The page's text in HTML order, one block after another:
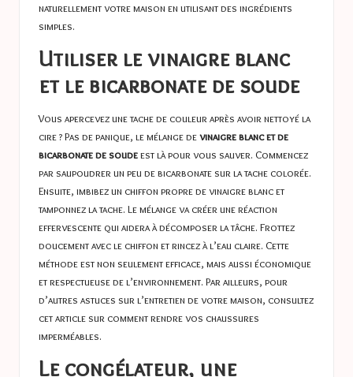
naturellement votre maison en utilisant des ingrédients
simples.
Utiliser le vinaigre blanc
et le bicarbonate de soude
Vous apercevez une tache de couleur après avoir nettoyé la
cire ? Pas de panique, le mélange devinaigre blanc et de
bicarbonate de soudeest là pour vous sauver. Commencez
par saupoudrer un peu de bicarbonate sur la tache colorée.
Ensuite, imbibez un chiffon propre de vinaigre blanc et
tamponnez la tache. Le mélange va créer une réaction
effervescente qui aidera à décomposer la tâche. Frottez
doucement avec le chiffon et rincez à l’eau claire. Cette
méthode est non seulement efficace, mais aussi économique
et respectueuse de l’environnement. Par ailleurs, pour
d’autres astuces sur l’entretien de votre maison, consultez
cet article sur comment rendre vos chaussures
imperméables.
Le congélateur, une